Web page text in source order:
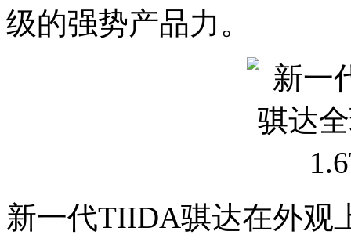
级的强势产品力。
新一代TIIDA骐达在外观